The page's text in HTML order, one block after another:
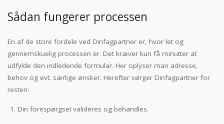
Sådan fungerer processen
En af de store fordele ved Dinfagpartner er, hvor let og
gennemskuelig processen er. Det kræver kun få minutter at
udfylde den indledende formular. Her oplyser man adresse,
behov og evt. særlige ønsker. Herefter sørger Dinfagpartner for
resten:
Din forespørgsel valideres og behandles.